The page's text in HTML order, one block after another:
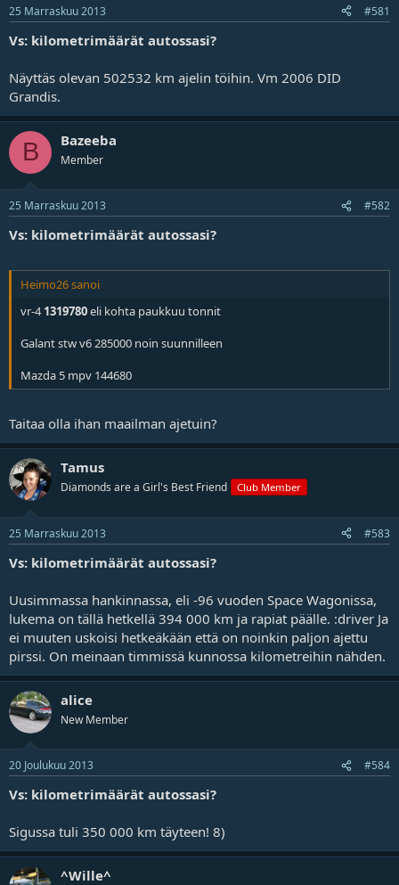
25 Marraskuu 2013 #581
Vs: kilometrimäärät autossasi?
Näyttäs olevan 502532 km ajelin töihin. Vm 2006 DID
Grandis.
B Bazeeba
Member
25 Marraskuu 2013 #582
Vs: kilometrimäärät autossasi?
Heimo26 sanoi
vr-41319780eli kohta paukkuu tonnit
Galant stw v6 285000 noin suunnilleen
Mazda 5 mpv 144680
Taitaa olla ihan maailman ajetuin?
Tamus
Diamonds are a Girl's Best Friend Club Member
25 Marraskuu 2013 #583
Vs: kilometrimäärät autossasi?
Uusimmassa hankinnassa, eli -96 vuoden Space Wagonissa,
lukema on tällä hetkellä 394 000 km ja rapiat päälle. :driver Ja
ei muuten uskoisi hetkeäkään että on noinkin paljon ajettu
pirssi. On meinaan timmissä kunnossa kilometreihin nähden.
alice
New Member
20 Joulukuu 2013 #584
Vs: kilometrimäärät autossasi?
Sigussa tuli 350 000 km täyteen! 8)
^Wille^